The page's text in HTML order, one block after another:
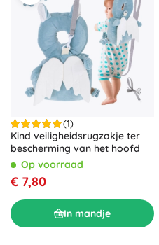
(1)
Kind veiligheidsrugzakje ter
bescherming van het hoofd
Op voorraad
€ 7,80
In mandje